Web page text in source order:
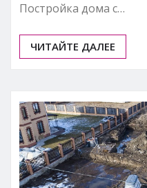
Постройка дома с…
ЧИТАЙТЕ ДАЛЕЕ